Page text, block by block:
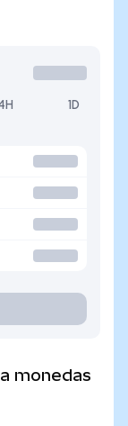
1D
monedas